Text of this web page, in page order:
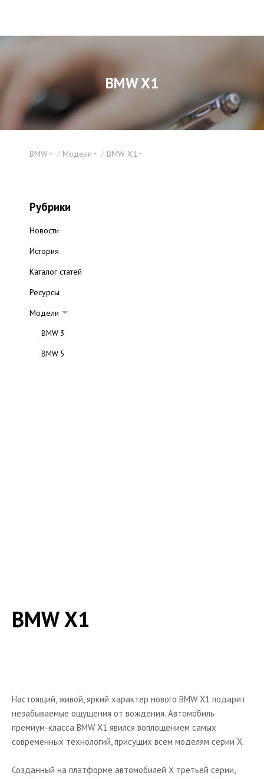
BMW X1
BMW Модели BMW X1
Рубрики
Новости
История
Каталог статей
Ресурсы
Модели
BMW 3
BMW 5
BMW Z4
Тюнинг
BMW Х1
Настоящий, живой, яркий характер нового BMW X1 подарит
незабываемые ощущения от вождения. Автомобиль
премиум-класса BMW X1 явился воплощением самых
современных технологий, присущих всем моделям серии X.
Созданный на платформе автомобилей X третьей серии,